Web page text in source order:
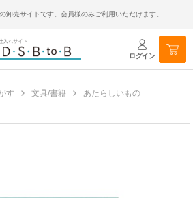
卸売サイトです。会員様のみご利用いただけます。
ログイン
す 文具/書籍
あたらしいもの